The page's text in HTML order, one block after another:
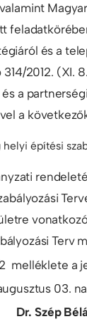
és a
2012. (XI.
a
a
építési
Terv
melléklete a
03.